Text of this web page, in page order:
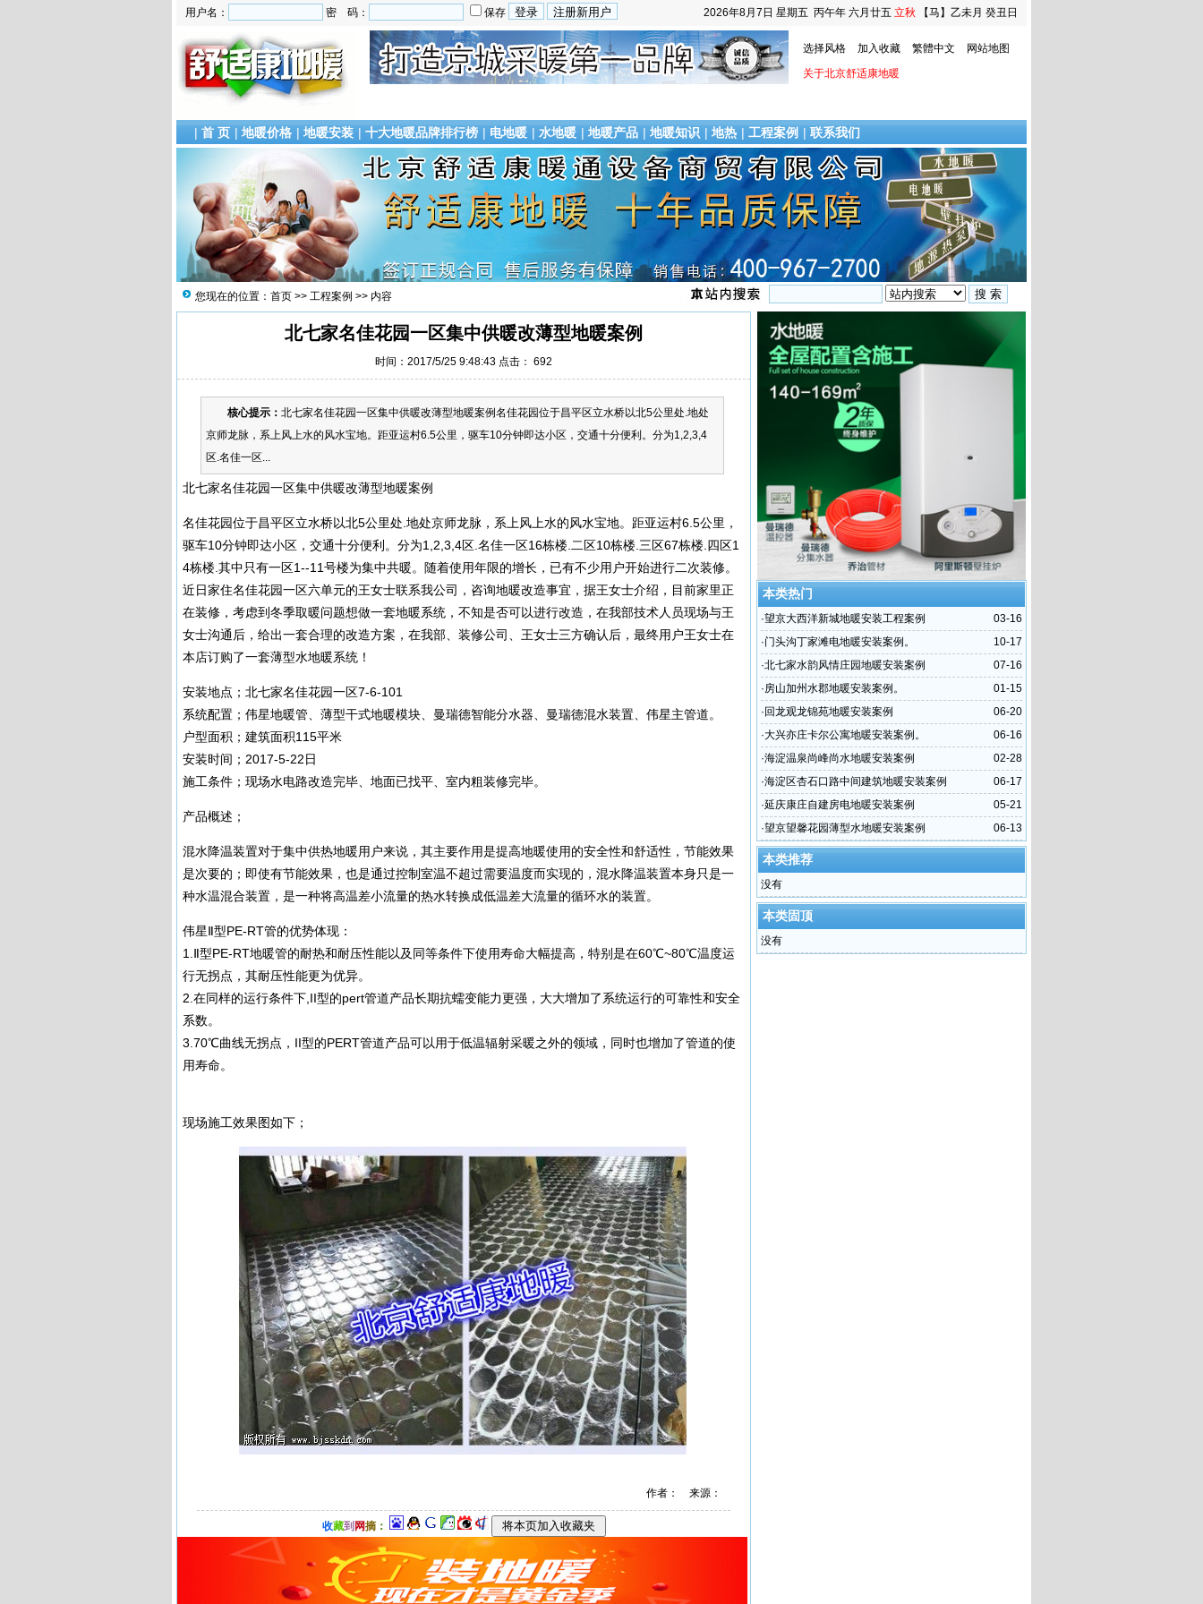
2026年8月7日 星期五 丙午年 六月廿五 立秋 【马】乙未月 癸丑日
用户名： 密 码： 保存
选择风格 加入收藏 繁體中文
网站地图
关于北京舒适康地暖
| 首 页 | 地暖价格 | 地暖安装 | 十大地暖品牌排行榜 | 电地暖 | 水地暖 | 地暖产品 | 地暖知识 | 地热 | 工程案例 | 联系我们
您现在的位置： 首页 >> 工程案例 >> 内容
北七家名佳花园一区集中供暖改薄型地暖案例
时间：2017/5/25 9:48:43 点击： 692
核心提示： 北七家名佳花园一区集中供暖改薄型地暖案例名佳花园位于昌平区立水桥以北5公里处.地处
京师龙脉，系上风上水的风水宝地。距亚运村6.5公里，驱车10分钟即达小区，交通十分便利。分为1,2,3,4
区.名佳一区...
北七家名佳花园一区集中供暖改薄型地暖案例
名佳花园位于昌平区立水桥以北5公里处.地处京师龙脉，系上风上水的风水宝地。距亚运村6.5公里，
驱车10分钟即达小区，交通十分便利。分为1,2,3,4区.名佳一区16栋楼.二区10栋楼.三区67栋楼.四区1
4栋楼.其中只有一区1--11号楼为集中共暖。随着使用年限的增长，已有不少用户开始进行二次装修。
近日家住名佳花园一区六单元的王女士联系我公司，咨询地暖改造事宜，据王女士介绍，目前家里正
在装修，考虑到冬季取暖问题想做一套地暖系统，不知是否可以进行改造，在我部技术人员现场与王
女士沟通后，给出一套合理的改造方案，在我部、装修公司、王女士三方确认后，最终用户王女士在
本店订购了一套薄型水地暖系统！
安装地点；北七家名佳花园一区7-6-101
系统配置；伟星地暖管、薄型干式地暖模块、曼瑞德智能分水器、曼瑞德混水装置、伟星主管道。
户型面积；建筑面积115平米
安装时间；2017-5-22日
施工条件；现场水电路改造完毕、地面已找平、室内粗装修完毕。
产品概述；
混水降温装置对于集中供热地暖用户来说，其主要作用是提高地暖使用的安全性和舒适性，节能效果
是次要的；即使有节能效果，也是通过控制室温不超过需要温度而实现的，混水降温装置本身只是一
种水温混合装置，是一种将高温差小流量的热水转换成低温差大流量的循环水的装置。
伟星Ⅱ型PE-RT管的优势体现：
1.Ⅱ型PE-RT地暖管的耐热和耐压性能以及同等条件下使用寿命大幅提高，特别是在60℃~80℃温度运
行无拐点，其耐压性能更为优异。
2.在同样的运行条件下,II型的pert管道产品长期抗蠕变能力更强，大大增加了系统运行的可靠性和安全
系数。
3.70℃曲线无拐点，II型的PERT管道产品可以用于低温辐射采暖之外的领域，同时也增加了管道的使
用寿命。
现场施工效果图如下；
作者： 来源：
收藏到 网摘：
本类热门
03-16
·望京大西洋新城地暖安装工程案例
10-17
·门头沟丁家滩电地暖安装案例。
07-16
·北七家水韵风情庄园地暖安装案例
01-15
·房山加州水郡地暖安装案例。
06-20
· 回龙观龙锦苑地暖安装案例
06-16
·大兴亦庄卡尔公寓地暖安装案例。
02-28
·海淀温泉尚峰尚水地暖安装案例
06-17
·海淀区杏石口路中间建筑地暖安装案例
05-21
·延庆康庄自建房电地暖安装案例
06-13
·望京望馨花园薄型水地暖安装案例
本类推荐
没有
本类固顶
没有